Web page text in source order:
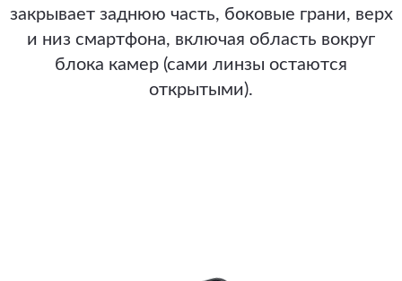
закрывает заднюю часть, боковые грани, верх
и низ смартфона, включая область вокруг
блока камер (сами линзы остаются
открытыми).